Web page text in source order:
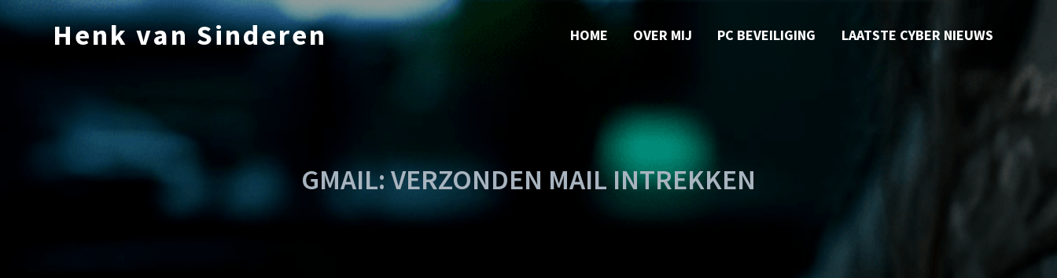
Ga
naar
Henk van Sinderen HOME OVER MIJ PC BEVEILIGING LAATSTE CYBER NIEUWS
GMAIL: VERZONDEN MAIL INTREKKEN